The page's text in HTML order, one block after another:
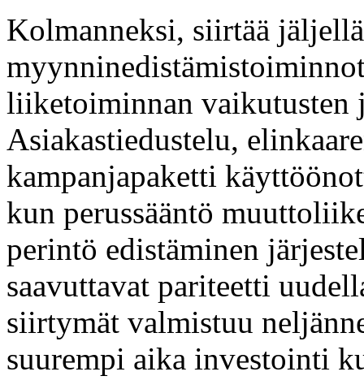
Kolmanneksi, siirtää
liiketoiminnan vaikutusten
Asiakastiedustelu,
kampanjapaketti
kun perussääntö
perintö edistäminen
saavuttavat pariteetti
siirtymät valmistuu
suurempi aika investointi